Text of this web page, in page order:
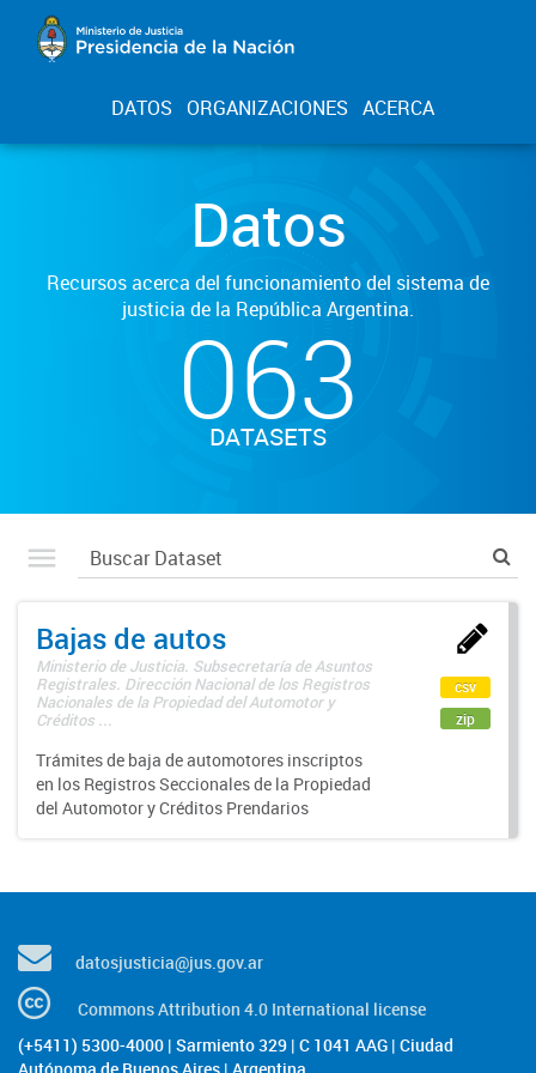
DATOS ORGANIZACIONES ACERCA
Datos
Recursos acerca del funcionamiento del sistema de
justicia de la República Argentina.
063
DATASETS
Bajas de autos
Ministerio de Justicia. Subsecretaría de Asuntos
Registrales. Dirección Nacional de los Registros
Nacionales de la Propiedad del Automotor y
Créditos ...
Trámites de baja de automotores inscriptos
en los Registros Seccionales de la Propiedad
del Automotor y Créditos Prendarios
csv
zip
datosjusticia@jus.gov.ar
Commons Attribution 4.0 International license
(+5411) 5300-4000 | Sarmiento 329 | C 1041 AAG | Ciudad